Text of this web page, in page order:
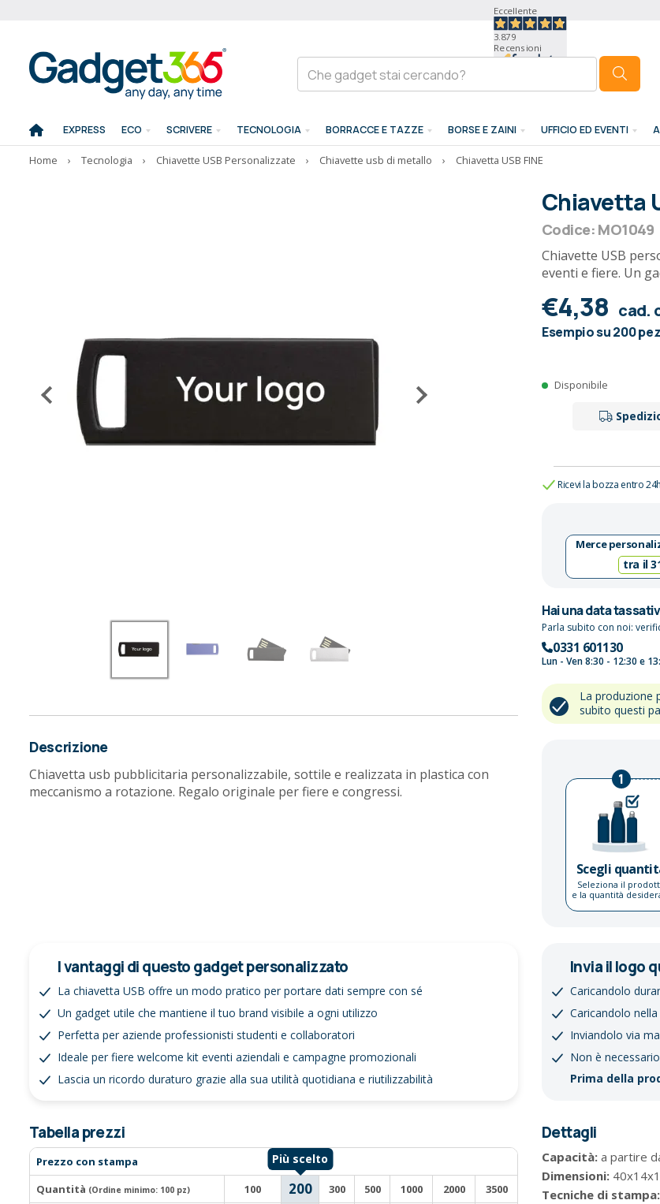
Eccellente
3.879
Recensioni
EXPRESS ECO SCRIVERE TECNOLOGIA BORRACCE E TAZZE BORSE E ZAINI UFFICIO ED EVENTI
Home › Tecnologia › Chiavette USB Personalizzate › Chiavette usb di metallo › Chiavetta USB FINE
Descrizione
Chiavetta usb pubblicitaria personalizzabile, sottile e realizzata in plastica con
meccanismo a rotazione. Regalo originale per fiere e congressi.
Chiavetta
Codice: MO1049
Chiavette USB
eventi e fiere. Un
€4,38 cad.
Esempio su 200
Disponibile
Ricevi la bozza entro 24h
Merce
tra il
Hai una data
Parla subito con noi:
0331 601130
Lun - Ven 8:30 - 12:30 e
La produzione
subito questi
1
Scegli
Seleziona il
e la quantità
I vantaggi di questo gadget personalizzato
La chiavetta USB offre un modo pratico per portare dati sempre con sé
Un gadget utile che mantiene il tuo brand visibile a ogni utilizzo
Perfetta per aziende professionisti studenti e collaboratori
Ideale per fiere welcome kit eventi aziendali e campagne promozionali
Lascia un ricordo duraturo grazie alla sua utilità quotidiana e riutilizzabilità
Tabella prezzi
Prezzo con stampa
Quantità (Ordine minimo: 100 pz) 100 200 300 500 1000 2000
3500
Invia il logo
Caricandolo
Caricandolo
Inviandolo via
Non è
Prima della
Dettagli
Capacità: a partire
Dimensioni:
Tecniche di stampa: